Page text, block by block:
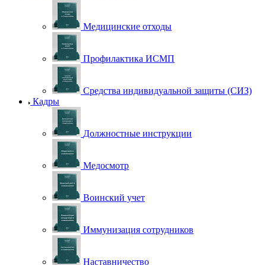
Медицинские отходы
Профилактика ИСМП
Средства индивидуальной защиты (СИЗ)
Кадры
Должностные инструкции
Медосмотр
Воинский учет
Иммунизация сотрудников
Наставничество